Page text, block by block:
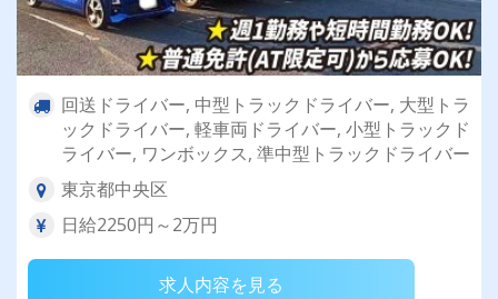
回送ドライバー, 中型トラックドライバー, 大型トラ
ックドライバー, 軽車両ドライバー, 小型トラックド
ライバー, ワンボックス, 準中型トラックドライバー
東京都中央区
日給2250円～2万円
求人内容を見る